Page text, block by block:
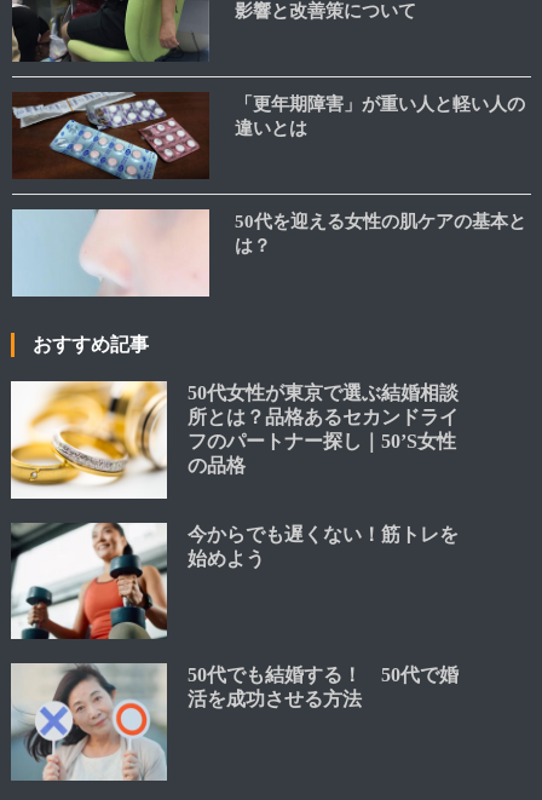
影響と改善策について
「更年期障害」が重い人と軽い人の
違いとは
50代を迎える女性の肌ケアの基本と
は？
おすすめ記事
50代女性が東京で選ぶ結婚相談
所とは？品格あるセカンドライ
フのパートナー探し｜50’S女性
の品格
今からでも遅くない！筋トレを
始めよう
50代でも結婚する！ 50代で婚
活を成功させる方法